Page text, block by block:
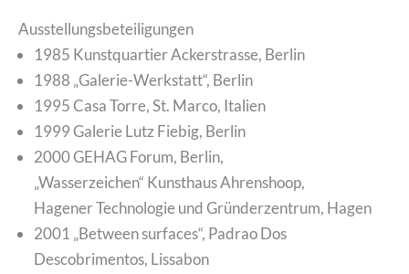
Ausstellungsbeteiligungen
1985 Kunstquartier Ackerstrasse, Berlin
1988 „Galerie-Werkstatt“, Berlin
1995 Casa Torre, St. Marco, Italien
1999 Galerie Lutz Fiebig, Berlin
2000 GEHAG Forum, Berlin,
„Wasserzeichen“ Kunsthaus Ahrenshoop,
Hagener Technologie und Gründerzentrum, Hagen
2001 „Between surfaces“, Padrao Dos
Descobrimentos, Lissabon